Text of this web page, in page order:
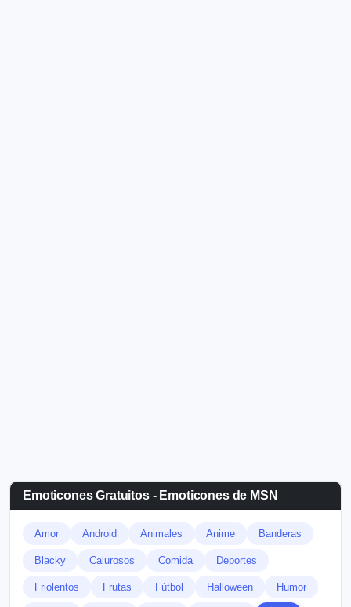
Emoticones Gratuitos - Emoticones de MSN
Amor Android Animales Anime Banderas
Blacky Calurosos Comida Deportes
Friolentos Frutas Fútbol Halloween Humor